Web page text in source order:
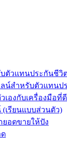
ตัวแทนประกันชีวิ
น์สำหรับตัวแทนป
องกับเครื่องมือที่ดี
เรียนแบบส่วนตัว)
ยอดขายให้ปัง
ด